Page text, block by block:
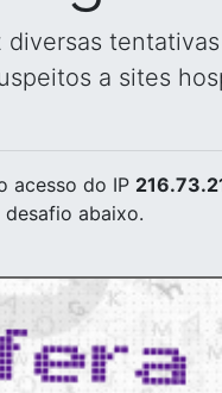
diversas
a sites
acesso do IP
abaixo.